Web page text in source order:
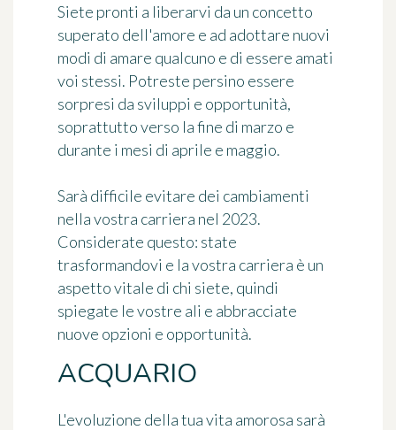
Siete pronti a liberarvi da un concetto
superato dell'amore e ad adottare nuovi
modi di amare qualcuno e di essere amati
voi stessi. Potreste persino essere
sorpresi da sviluppi e opportunità,
soprattutto verso la fine di marzo e
durante i mesi di aprile e maggio.
Sarà difficile evitare dei cambiamenti
nella vostra carriera nel 2023.
Considerate questo: state
trasformandovi e la vostra carriera è un
aspetto vitale di chi siete, quindi
spiegate le vostre ali e abbracciate
nuove opzioni e opportunità.
ACQUARIO
L'evoluzione della tua vita amorosa sarà